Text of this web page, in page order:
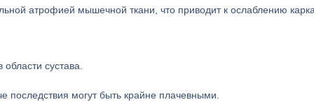
атрофией мышечной ткани, что приводит к ослаблению
сустава.
могут быть крайне плачевными.